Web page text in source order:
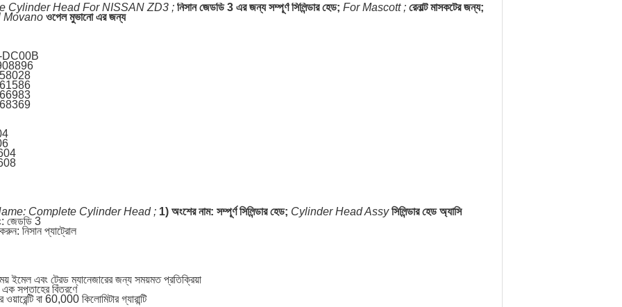
Cylinder Head For NISSAN ZD3 ; নিসান জেডডি 3 এর জন্য সম্পূর্ণ সিলিন্ডার হেড; For Mascott ; রেনাল্ট মাসকটের জন্য;
Movano ওপেল মুভানো এর জন্য
DC00B
Complete Cylinder Head ; 1) অংশের নাম: সম্পূর্ণ সিলিন্ডার হেড; Cylinder Head Assy সিলিন্ডার হেড অ্যাসি
জেডডি 3
নিসান প্যাট্রোল
ইমেল এবং ট্রেড ম্যানেজারের জন্য সময়মত প্রতিক্রিয়া
সপ্তাহের বিতরণে
বা 60,000 কিলোমিটার গ্যারান্টি